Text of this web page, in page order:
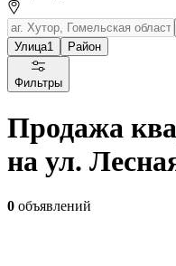
Улица1 Район
Фильтры
Продажа
на ул.
0 объявлений